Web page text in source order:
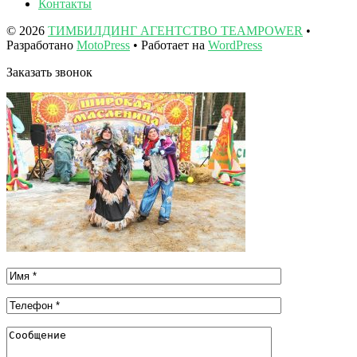
Контакты
© 2026 ТИМБИЛДИНГ АГЕНТСТВО TEAMPOWER •
Разработано MotoPress • Работает на WordPress
Заказать звонок